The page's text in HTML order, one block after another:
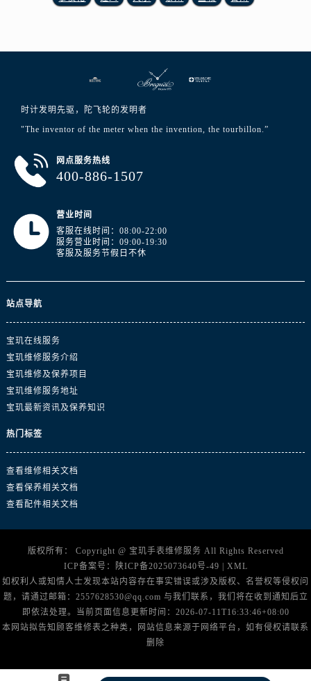
浙江省宁波市江北区大闸南路500号来福士广场办公楼20层2009室宝玑售后服务中心（需提前预约）
浙江省衢州市柯城区上街宝玑售后服务中心（需提前预约）
浙江省舟山市定海区解放东路宝玑售后服务中心（需提前预约）
澳门特别行政区风顺堂区南湾大马路宝玑售后服务中心（需提前预约）
时计发明先驱，陀飞轮的发明者
"The inventor of the meter when the invention, the tourbillon.”
网点服务热线
400-886-1507
营业时间
客服在线时间：08:00-22:00
服务营业时间：09:00-19:30
客服及服务节假日不休
站点导航
宝玑在线服务
宝玑维修服务介绍
宝玑维修及保养项目
宝玑维修服务地址
宝玑最新资讯及保养知识
热门标签
查看维修相关文档
查看保养相关文档
查看配件相关文档
版权所有： Copyright @ 宝玑手表维修服务 All Rights Reserved
ICP备案号：
陕ICP备2025073640号-49 | XML
如权利人或知情人士发现本站内容存在事实错误或涉及版权、名誉权等侵权问
题，请通过邮箱：2557628530@qq.com 与我们联系，我们将在收到通知后立
即依法处理。当前页面信息更新时间：2026-07-11T16:33:46+08:00
本网站拟告知顾客维修表之种类，网站信息来源于网络平台，如有侵权请联系
删除